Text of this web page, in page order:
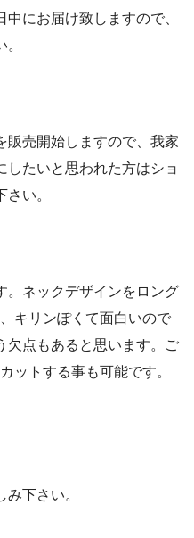
にお届け致しますので、
販売開始しますので、我家
したいと思われた方はショ
い。
ネックデザインをロング
キリンぽくて面白いので
欠点もあると思います。ご
ットする事も可能です。
下さい。